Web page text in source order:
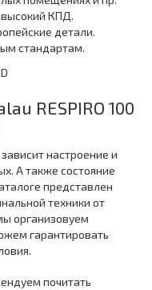
высокий КПД.
детали.
стандартам.
RESPIRO 100
настроение и
А также состояние
представлен
техники от
организовуем
гарантировать
почитать